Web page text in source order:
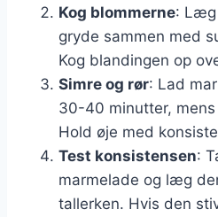
Kog blommerne: Læg
gryde sammen med
Kog blandingen op
Simre og rør: Lad
30-40 minutter,
Hold øje med
Test konsistensen:
marmelade og læg
tallerken. Hvis den